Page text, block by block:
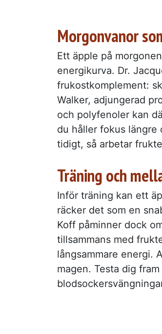
Morgonvanor
Ett äpple på
energikurva. Dr.
frukostkomplement:
Walker, adjungerad
och polyfenoler kan
du håller fokus längre
tidigt, så arbetar
Träning och
Inför träning kan ett
räcker det som en
Koff påminner dock
tillsammans med
långsammare energi.
magen. Testa dig